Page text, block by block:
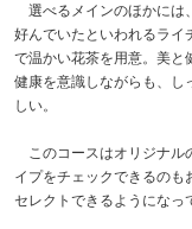
選べるメインのほかには
好んでいたといわれるライ
で温かい花茶を用意。美と
健康を意識しながらも、し
しい。
このコースはオリジナル
イプをチェックできるのも
セレクトできるようになっ